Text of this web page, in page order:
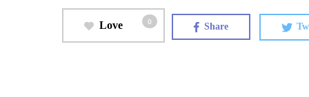
Love 0 Share